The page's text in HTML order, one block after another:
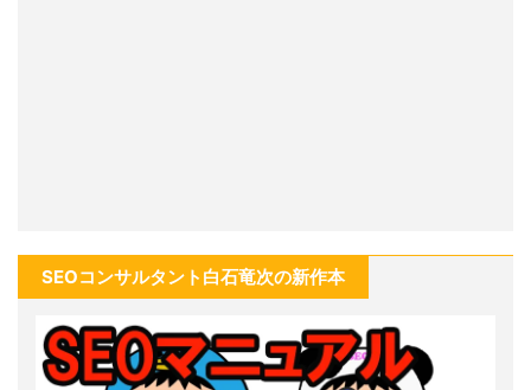
SEOコンサルタント白石竜次の新作本